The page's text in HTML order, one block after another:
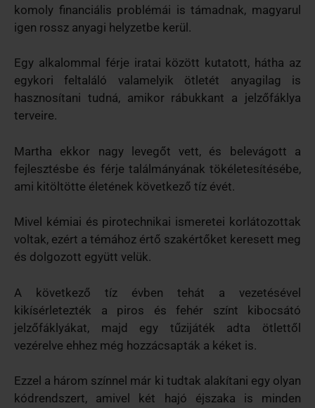
komoly financiális problémái is támadnak, magyarul
igen rossz anyagi helyzetbe kerül.
Egy alkalommal férje iratai között kutatott, hátha az
egykori feltaláló valamelyik ötletét anyagilag is
hasznosítani tudná, amikor rábukkant a jelzőfáklya
terveire.
Martha ekkor nagy levegőt vett, és belevágott a
fejlesztésbe és férje találmányának tökéletesítésébe,
ami kitöltötte életének következő tíz évét.
Mivel kémiai és pirotechnikai ismeretei korlátozottak
voltak, ezért a témához értő szakértőket keresett meg
és dolgozott együtt velük.
A következő tíz évben tehát a vezetésével
kikísérletezték a piros és fehér színt kibocsátó
jelzőfáklyákat, majd egy tűzijáték adta ötlettől
vezérelve ehhez még hozzácsapták a kéket is.
Ezzel a három színnel már ki tudtak alakítani egy olyan
kódrendszert, amivel két hajó éjszaka is minden